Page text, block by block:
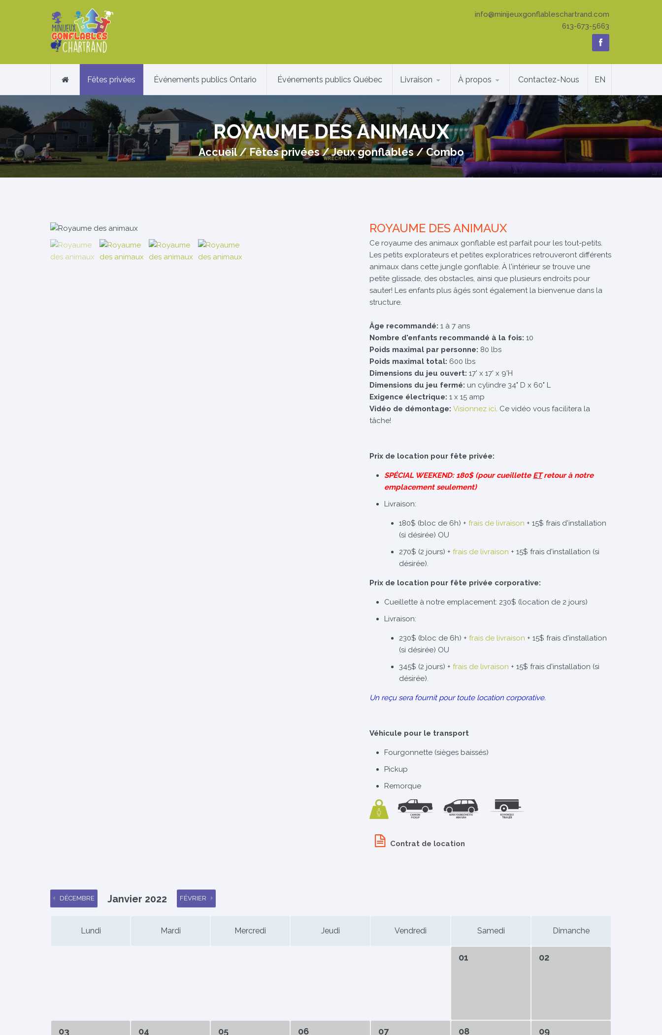
info@minijeuxgonflableschartrand.com
613-673-5663
Fêtes privées Événements publics Ontario Événements publics Québec Livraison À propos Contactez-Nous EN
ROYAUME DES ANIMAUX
Accueil/Fêtes privées/Jeux gonflables/Combo
ROYAUME DES ANIMAUX
Ce royaume des animaux gonflable est parfait pour les tout-petits.
Les petits explorateurs et petites exploratrices retrouveront différents
animaux dans cette jungle gonflable. À l'intérieur se trouve une
petite glissade, des obstacles, ainsi que plusieurs endroits pour
sauter! Les enfants plus âgés sont également la bienvenue dans la
structure.
Âge recommandé: 1 à 7 ans
Nombre d'enfants recommandé à la fois: 10
Poids maximal par personne: 80 lbs
Poids maximal total: 600 lbs
Dimensions du jeu ouvert: 17' x 17' x 9'H
Dimensions du jeu fermé: un cylindre 34" D x 60" L
Exigence électrique: 1 x 15 amp
Vidéo de démontage: Visionnez ici. Ce vidéo vous facilitera la
tâche!
Prix de location pour fête privée:
SPÉCIAL WEEKEND: 180$ (pour cueillette ETretour à notre
emplacement seulement)
Livraison:
180$ (bloc de 6h) +frais de livraison + 15$ frais d'installation
(si désirée) OU
270$ (2 jours) +frais de livraison + 15$ frais d'installation (si
désirée).
Prix de location pour fête privée corporative:
Cueillette à notre emplacement: 230$ (location de 2 jours)
Livraison:
230$ (bloc de 6h) +frais de livraison + 15$ frais d'installation
(si désirée) OU
345$ (2 jours) +frais de livraison + 15$ frais d'installation (si
désirée).
Un reçu sera fournit pour toute location corporative.
Véhicule pour le transport
Fourgonnette (sièges baissés)
Pickup
Remorque
Contrat de location
DÉCEMBRE Janvier 2022 FÉVRIER
Lundi Mardi Mercredi Jeudi Vendredi Samedi Dimanche
01 02
03 04 05 06 07 08 09